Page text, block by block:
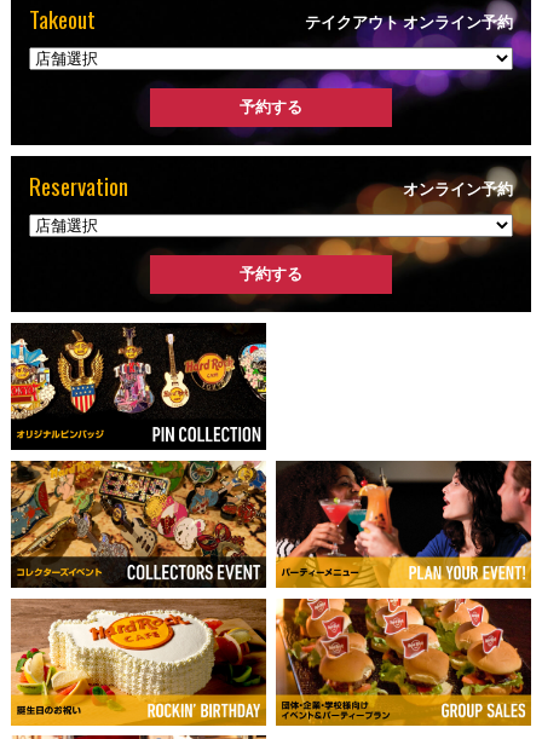
Takeout テイクアウト オンライン予約
Reservation オンライン予約